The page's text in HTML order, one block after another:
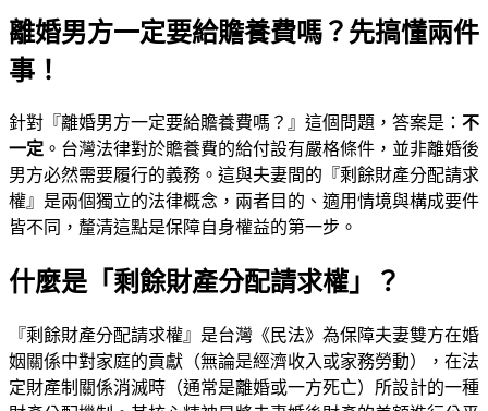
離婚男方一定要給贍養費嗎？先搞懂兩件
事！
針對『離婚男方一定要給贍養費嗎？』這個問題，答案是： 不
一定 。台灣法律對於贍養費的給付設有嚴格條件，並非離婚後
男方必然需要履行的義務。這與夫妻間的『剩餘財產分配請求
權』是兩個獨立的法律概念，兩者目的、適用情境與構成要件
皆不同，釐清這點是保障自身權益的第一步。
什麼是「剩餘財產分配請求權」？
『剩餘財產分配請求權』是台灣《民法》為保障夫妻雙方在婚
姻關係中對家庭的貢獻（無論是經濟收入或家務勞動），在法
定財產制關係消滅時（通常是離婚或一方死亡）所設計的一種